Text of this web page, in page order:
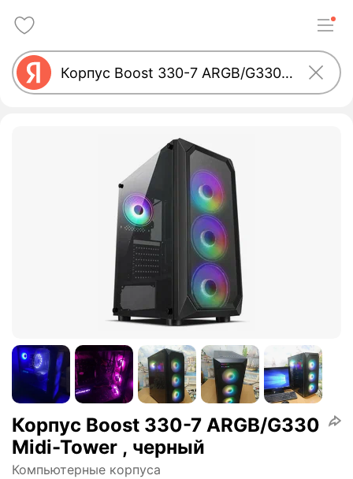
Корпус Boost 330-7 ARGB/G330
Midi-Tower , черный
Компьютерные корпуса